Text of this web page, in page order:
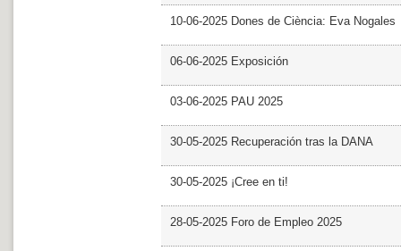
10-06-2025 Dones de Ciència: Eva Nogales
06-06-2025 Exposición
03-06-2025 PAU 2025
30-05-2025 Recuperación tras la DANA
30-05-2025 ¡Cree en ti!
28-05-2025 Foro de Empleo 2025